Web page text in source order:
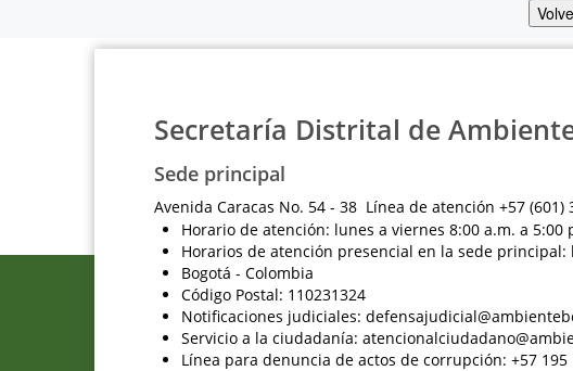
Secretaría Distrital de
Sede principal
Avenida Caracas No. 54 - 38 Línea de atención +57 (601)
Horario de atención: lunes a viernes 8:00 a.m. a 5:00
Horarios de atención presencial en la sede
Bogotá - Colombia
Código Postal: 110231324
Notificaciones judiciales:
Servicio a la ciudadanía:
Línea para denuncia de actos de corrupción: +57 195